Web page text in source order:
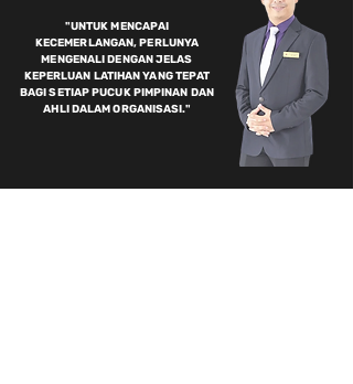
"UNTUK MENCAPAI
KECEMERLANGAN, PERLUNYA
MENGENALI DENGAN JELAS
KEPERLUAN LATIHAN YANG TEPAT
BAGI SETIAP PUCUK PIMPINAN DAN
AHLI DALAM ORGANISASI."